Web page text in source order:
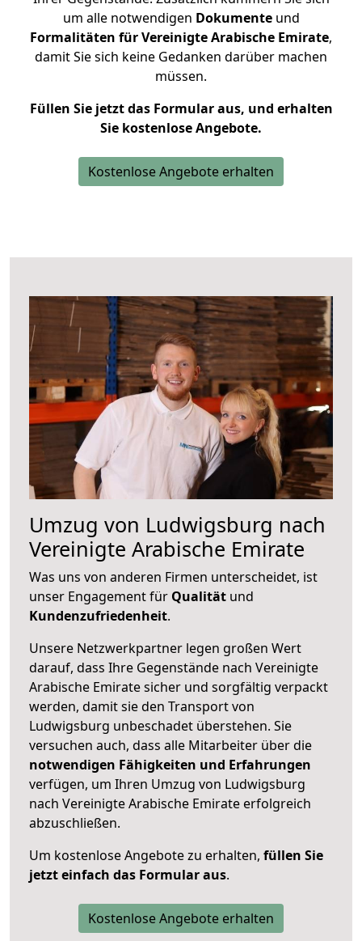
um alle notwendigen Dokumenteund
Formalitäten für Vereinigte Arabische Emirate,
damit Sie sich keine Gedanken darüber machen
müssen.
Füllen Sie jetzt das Formular aus, und erhalten
Sie kostenlose Angebote.
Kostenlose Angebote erhalten
Umzug von Ludwigsburg nach
Vereinigte Arabische Emirate
Was uns von anderen Firmen unterscheidet, ist
unser Engagement für Qualität und
Kundenzufriedenheit.
Unsere Netzwerkpartner legen großen Wert
darauf, dass Ihre Gegenstände nach Vereinigte
Arabische Emirate sicher und sorgfältig verpackt
werden, damit sie den Transport von
Ludwigsburg unbeschadet überstehen. Sie
versuchen auch, dass alle Mitarbeiter über die
notwendigen Fähigkeiten und Erfahrungen
verfügen, um Ihren Umzug von Ludwigsburg
nach Vereinigte Arabische Emirate erfolgreich
abzuschließen.
Um kostenlose Angebote zu erhalten, füllen Sie
jetzt einfach das Formular aus.
Kostenlose Angebote erhalten